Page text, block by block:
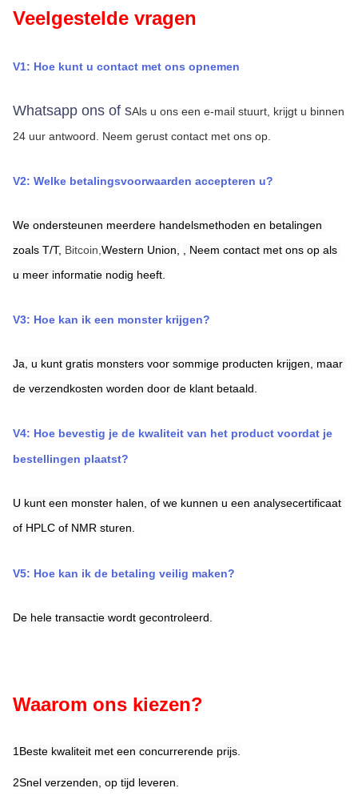
Veelgestelde vragen
V1: Hoe kunt u contact met ons opnemen
Whatsapp ons of sAls u ons een e-mail stuurt, krijgt u binnen
24 uur antwoord.
Neem gerust contact met ons op.
V2: Welke betalingsvoorwaarden accepteren u?
We ondersteunen meerdere handelsmethoden en betalingen
zoals T/T, Bitcoin, Western Union,
Neem contact met ons op als
u meer informatie nodig heeft.
V3: Hoe kan ik een monster krijgen?
Ja, u kunt gratis monsters voor sommige producten krijgen, maar
de verzendkosten worden door de klant betaald.
V4: Hoe bevestig je de kwaliteit van het product voordat je
bestellingen plaatst?
U kunt een monster halen, of we kunnen u een analysecertificaat
of HPLC of NMR sturen.
V5: Hoe kan ik de betaling veilig maken?
De hele transactie wordt gecontroleerd.
Waarom ons kiezen?
1Beste kwaliteit met een concurrerende prijs.
2Snel verzenden, op tijd leveren.